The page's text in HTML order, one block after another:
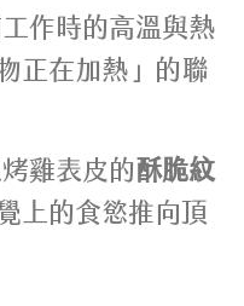
作時的高溫與熱
正在加熱」的聯
雞表皮的酥脆紋
上的食慾推向頂